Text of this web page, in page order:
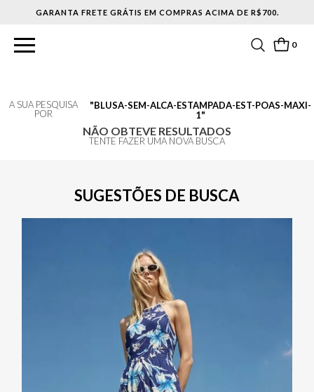
GARANTA FRETE GRÁTIS EM COMPRAS ACIMA DE R$700.
0
A SUA PESQUISA
POR
BLUSA-SEM-ALCA-ESTAMPADA-EST-POAS-MAXI-
1
NÃO OBTEVE RESULTADOS
TENTE FAZER UMA NOVA BUSCA
SUGESTÕES DE BUSCA